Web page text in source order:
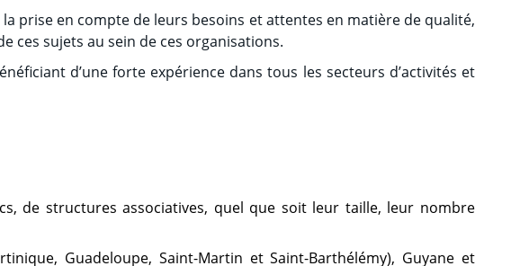
la prise en compte de leurs besoins et attentes en matière de qualité,
ces sujets au sein de ces organisations.
d’une forte expérience dans tous les secteurs d’activités et
de structures associatives, quel que soit leur taille, leur nombre
Guadeloupe, Saint-Martin et Saint-Barthélémy), Guyane et